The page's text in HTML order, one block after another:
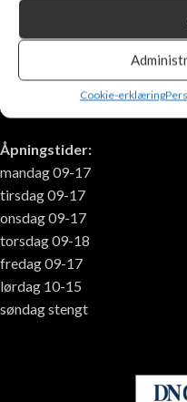
Cookie-erklæring
tlf. +47 400 30 433
post@peiskongen.no
Åpningstider:
mandag 09-17
tirsdag 09-17
onsdag 09-17
torsdag 09-18
fredag 09-17
lørdag 10-15
søndag stengt